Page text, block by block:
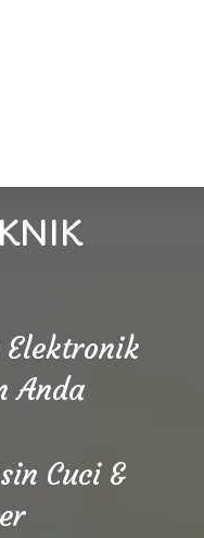
Elektronik
Anda
Cuci &